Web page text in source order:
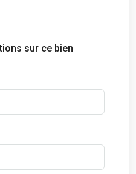
sur ce bien